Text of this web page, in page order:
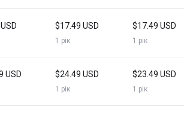
$17.49 USD
1 рік
$17.49 USD
1 рік
USD $24.49 USD
1 рік
$23.49 USD
1 рік